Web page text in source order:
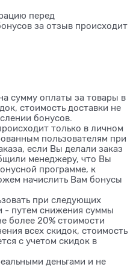
перед
за отзыв происходит
сумму оплаты за товары в
стоимость доставки не
бонусов.
только в личном
пользователям при
если Вы делали заказ
менеджеру, что Вы
программе, к
начислить Вам бонусы
при следующих
- путем снижения суммы
более 20% стоимости
всех скидок, стоимость
с учетом скидок в
деньгами и не